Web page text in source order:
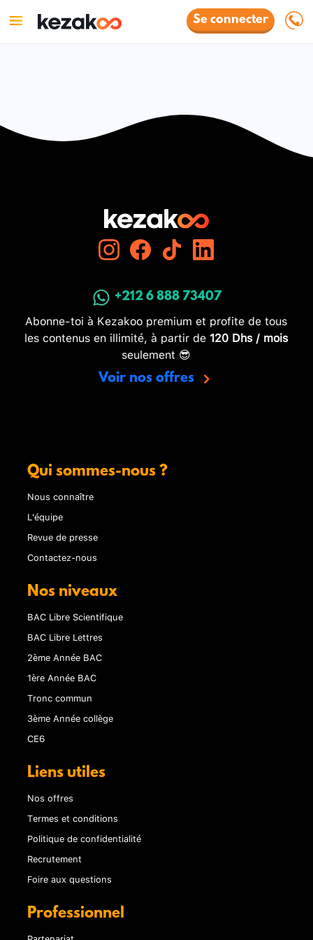
Se connecter
+212 6 888 73407
Abonne-toi à Kezakoo premium et profite de tous
les contenus en illimité, à partir de 120 Dhs / mois
seulement 😎
Voir nos offres
Qui sommes-nous ?
Nous connaître
L'équipe
Revue de presse
Contactez-nous
Nos niveaux
BAC Libre Scientifique
BAC Libre Lettres
2ème Année BAC
1ère Année BAC
Tronc commun
3ème Année collège
CE6
Liens utiles
Nos offres
Termes et conditions
Politique de confidentialité
Recrutement
Foire aux questions
Professionnel